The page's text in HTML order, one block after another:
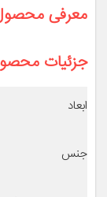
معرفی
جزئیات
ابعاد
جنس